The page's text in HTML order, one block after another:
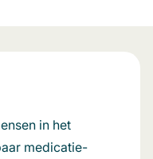
in het
medicatie-